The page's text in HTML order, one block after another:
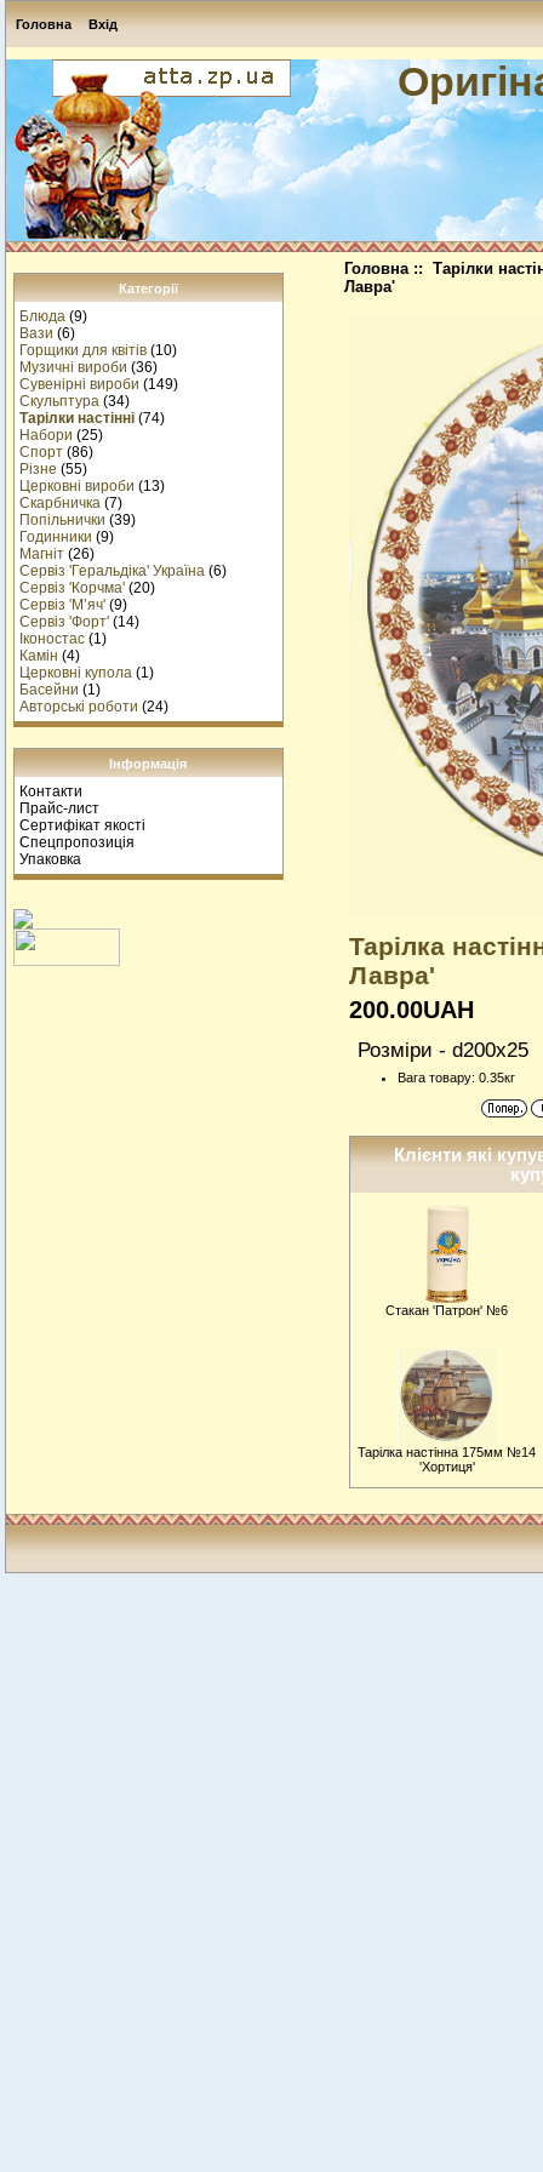
Головна Вхід
Категорії
Блюда (9)
Вази (6)
Горщики для квітів (10)
Музичнi вироби (36)
Сувенірні вироби (149)
Скульптура (34)
Тарілки настінні (74)
Набори (25)
Спорт (86)
Різне (55)
Церковні вироби (13)
Cкарбничка (7)
Попільнички (39)
Годинники (9)
Магніт (26)
Сервіз 'Геральдіка' Україна (6)
Сервіз 'Корчма' (20)
Сервіз 'М’яч' (9)
Сервіз 'Форт' (14)
Іконостас (1)
Камін (4)
Церковні купола (1)
Басейни (1)
Авторські роботи (24)
Інформація
Контакти
Прайс-лист
Сертифікат якості
Спецпропозиція
Упаковка
Головна ::Тарілки
Лавра'
Тарiлка
Лавра'
200.00UAH
Розміри - d200x25
Вага товару: 0.35кг
Клієнти які
Стакан 'Патрон' №6
Тарiлка настiнна 175мм №14
'Хортиця'